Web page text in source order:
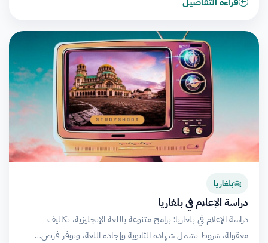
بلغاريا
دراسة الإعلام في بلغاريا
دراسة الإعلام في بلغاريا: برامج متنوعة باللغة الإنجليزية، تكاليف
معقولة، شروط تشمل شهادة الثانوية وإجادة اللغة، وتوفر فرص…